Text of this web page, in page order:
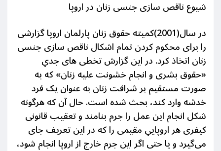
شیوع ناقص سازی جنسی زنان در اروپا
در سال(2001)کمیته حقوق زنان پارلمان اروپا گزارشی
را برای محکوم کردن تمام اشکال ناقص سازی جنسی
زنان اتخاذ کرد. در این گزارش تخطی های جدیِ
«حقوق بشری و انجام خشونت علیه زنان» که به
صورت مستقیم بر شرافت زنان به عنوان یک فرد
خدشه وارد کند، بحث شده است. حال آن که هرگونه
شکل انجام این عمل را جرم بنامند و تعقیب قانونی
کیفری هر اروپاییِ مقیمی را که در این تعریف جای
می‌گیرد و یا حتی اگر این جرم خارج از اروپا انجام شود،